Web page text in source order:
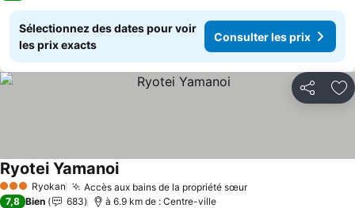
Sélectionnez des dates pour voir
les prix exacts
Consulter les prix
Partager
3 ÉtoilesRyokan Accès aux bains de la propriété sœurConsulter les prix
Ryotei YamanoiConsulter les prix
7,8 Bien 683 à 6.9 km de : Centre-ville